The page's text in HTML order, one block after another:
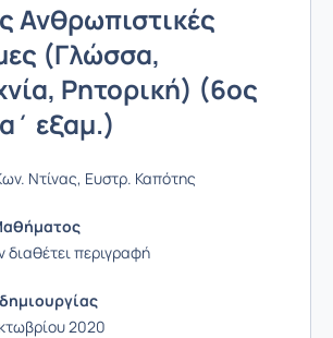
Ανθρωπιστικές
(Γλώσσα,
Ρητορική) (6ος
εξαμ.)
Ντίνας, Eυστρ. Καπότης
διαθέτει περιγραφή
2020